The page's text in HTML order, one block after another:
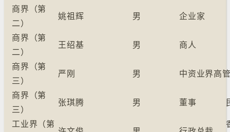
商界（第
二）
姚祖辉 男 企业家
商界（第
二）
王绍基 男 商人
商界（第
三）
严刚 男 中资业界高
商界（第
三）
张琪腾 男 董事
工业界（第